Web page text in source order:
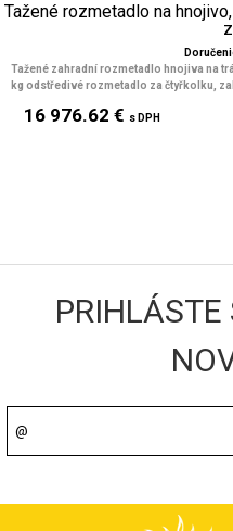
Tažené rozmetadlo na
Tažené zahradní rozmetadlo hnojiva na
kg odstředivé rozmetadlo za čtyřkolku,
16 976.62 € s DPH
PRIHLÁSTE